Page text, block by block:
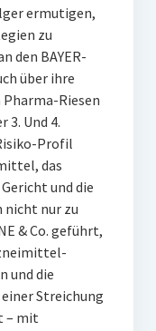
ermutigen,
zu
den BAYER-
über ihre
Riesen
3. Und 4.
Profil
das
und die
nicht nur zu
& Co. geführt,
und die
Streichung
– mit